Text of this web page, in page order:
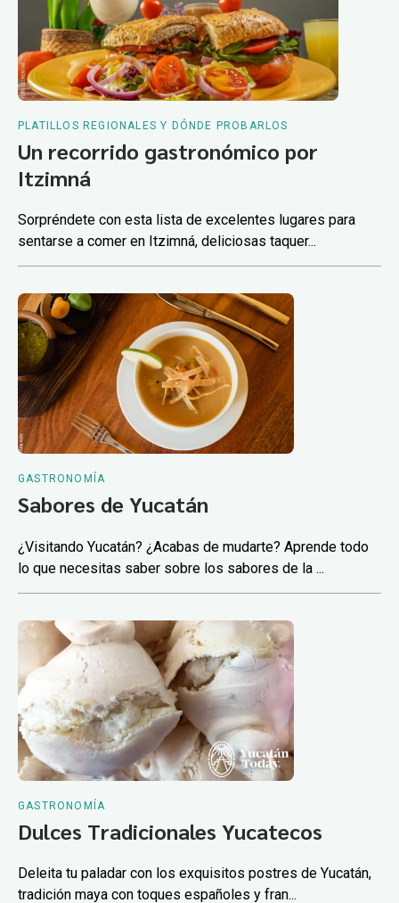
PLATILLOS REGIONALES Y DÓNDE PROBARLOS
Un recorrido gastronómico por
Itzimná
Sorpréndete con esta lista de excelentes lugares para
sentarse a comer en Itzimná, deliciosas taquer...
GASTRONOMÍA
Sabores de Yucatán
¿Visitando Yucatán? ¿Acabas de mudarte? Aprende todo
lo que necesitas saber sobre los sabores de la ...
GASTRONOMÍA
Dulces Tradicionales Yucatecos
Deleita tu paladar con los exquisitos postres de Yucatán,
tradición maya con toques españoles y fran...